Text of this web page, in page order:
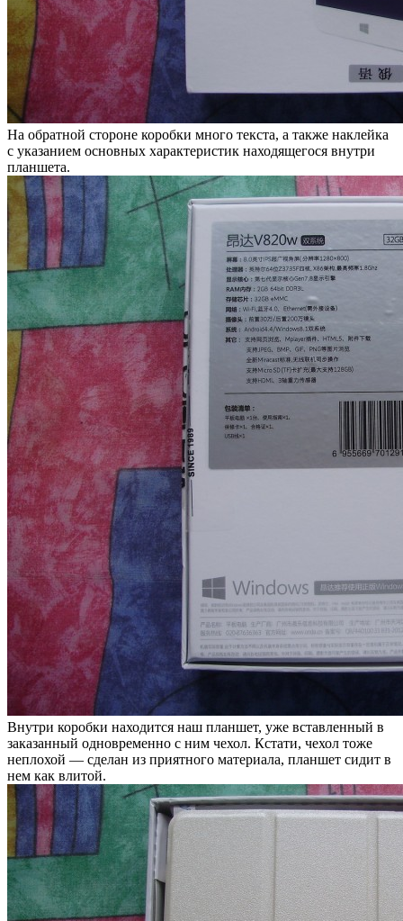
На обратной стороне коробки много текста, а также наклейка
с указанием основных характеристик находящегося внутри
планшета.
Внутри коробки находится наш планшет, уже вставленный в
заказанный одновременно с ним чехол. Кстати, чехол тоже
неплохой — сделан из приятного материала, планшет сидит в
нем как влитой.